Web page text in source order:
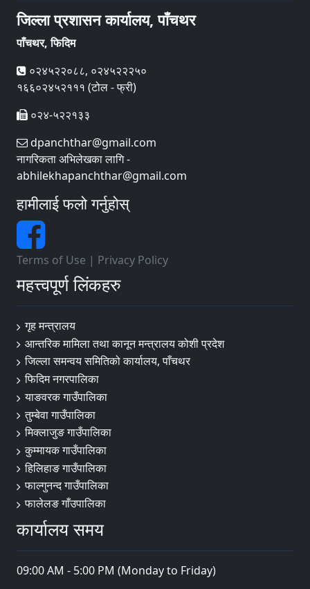
जिल्ला प्रशासन कार्यालय, पाँचथर
पाँचथर, फिदिम
०२४५२२०८८, ०२४५२२२५०
१६६०२४५२१११ (टोल - फ्री)
०२४-५२२१३३
dpanchthar@gmail.com
नागरिकता अभिलेखका लागि -
abhilekhapanchthar@gmail.com
हामीलाई फलो गर्नुहोस्
Terms of Use | Privacy Policy
महत्त्वपूर्ण लिंकहरु
गृह मन्त्रालय
आन्तरिक मामिला तथा कानून मन्त्रालय कोशी प्रदेश
जिल्ला समन्वय समितिको कार्यालय, पाँचथर
फिदिम नगरपालिका
याङवरक गाउँपालिका
तुम्बेवा गाउँपालिका
मिक्लाजुङ गाउँपालिका
कुम्मायक गाउँपालिका
हिलिहाङ गाउँपालिका
फाल्गुनन्द गाउँपालिका
फालेलङ गाँउपालिका
कार्यालय समय
09:00 AM - 5:00 PM (Monday to Friday)